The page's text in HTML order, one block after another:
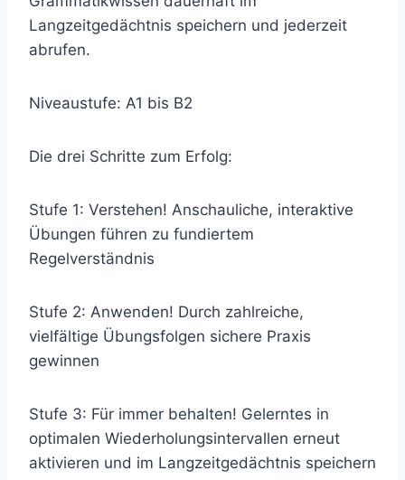
Langzeitgedächtnis speichern und jederzeit
abrufen.
Niveaustufe: A1 bis B2
Die drei Schritte zum Erfolg:
Stufe 1: Verstehen! Anschauliche, interaktive
Übungen führen zu fundiertem
Regelverständnis
Stufe 2: Anwenden! Durch zahlreiche,
vielfältige Übungsfolgen sichere Praxis
gewinnen
Stufe 3: Für immer behalten! Gelerntes in
optimalen Wiederholungsintervallen erneut
aktivieren und im Langzeitgedächtnis speichern